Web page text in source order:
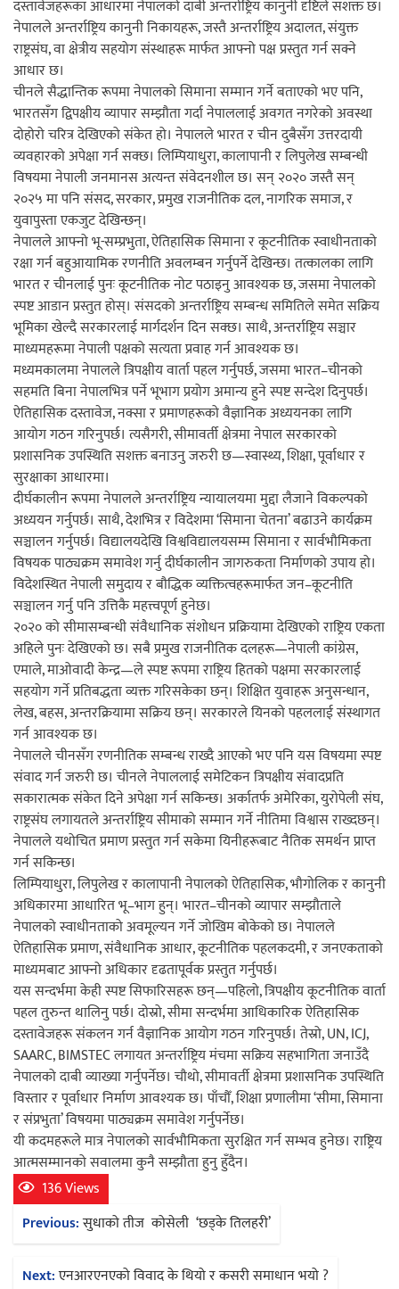
दस्तावेजहरूका आधारमा नेपालको दाबी अन्तर्राष्ट्रिय कानुनी दृष्टिले सशक्त छ।
नेपालले अन्तर्राष्ट्रिय कानुनी निकायहरू, जस्तै अन्तर्राष्ट्रिय अदालत, संयुक्त
राष्ट्रसंघ, वा क्षेत्रीय सहयोग संस्थाहरू मार्फत आफ्नो पक्ष प्रस्तुत गर्न सक्ने
आधार छ।
चीनले सैद्धान्तिक रूपमा नेपालको सिमाना सम्मान गर्ने बताएको भए पनि,
भारतसँग द्विपक्षीय व्यापार सम्झौता गर्दा नेपाललाई अवगत नगरेको अवस्था
दोहोरो चरित्र देखिएको संकेत हो। नेपालले भारत र चीन दुबैसँग उत्तरदायी
व्यवहारको अपेक्षा गर्न सक्छ। लिम्पियाधुरा, कालापानी र लिपुलेख सम्बन्धी
विषयमा नेपाली जनमानस अत्यन्त संवेदनशील छ। सन् २०२० जस्तै सन्
२०२५ मा पनि संसद, सरकार, प्रमुख राजनीतिक दल, नागरिक समाज, र
युवापुस्ता एकजुट देखिन्छन्।
नेपालले आफ्नो भू-सम्प्रभुता, ऐतिहासिक सिमाना र कूटनीतिक स्वाधीनताको
रक्षा गर्न बहुआयामिक रणनीति अवलम्बन गर्नुपर्ने देखिन्छ। तत्कालका लागि
भारत र चीनलाई पुनः कूटनीतिक नोट पठाइनु आवश्यक छ, जसमा नेपालको
स्पष्ट आडान प्रस्तुत होस्। संसदको अन्तर्राष्ट्रिय सम्बन्ध समितिले समेत सक्रिय
भूमिका खेल्दै सरकारलाई मार्गदर्शन दिन सक्छ। साथै, अन्तर्राष्ट्रिय सञ्चार
माध्यमहरूमा नेपाली पक्षको सत्यता प्रवाह गर्न आवश्यक छ।
मध्यमकालमा नेपालले त्रिपक्षीय वार्ता पहल गर्नुपर्छ, जसमा भारत–चीनको
सहमति बिना नेपालभित्र पर्ने भूभाग प्रयोग अमान्य हुने स्पष्ट सन्देश दिनुपर्छ।
ऐतिहासिक दस्तावेज, नक्सा र प्रमाणहरूको वैज्ञानिक अध्ययनका लागि
आयोग गठन गरिनुपर्छ। त्यसैगरी, सीमावर्ती क्षेत्रमा नेपाल सरकारको
प्रशासनिक उपस्थिति सशक्त बनाउनु जरुरी छ—स्वास्थ्य, शिक्षा, पूर्वाधार र
सुरक्षाका आधारमा।
दीर्घकालीन रूपमा नेपालले अन्तर्राष्ट्रिय न्यायालयमा मुद्दा लैजाने विकल्पको
अध्ययन गर्नुपर्छ। साथै, देशभित्र र विदेशमा ‘सिमाना चेतना’ बढाउने कार्यक्रम
सञ्चालन गर्नुपर्छ। विद्यालयदेखि विश्वविद्यालयसम्म सिमाना र सार्वभौमिकता
विषयक पाठ्यक्रम समावेश गर्नु दीर्घकालीन जागरुकता निर्माणको उपाय हो।
विदेशस्थित नेपाली समुदाय र बौद्धिक व्यक्तित्वहरूमार्फत जन–कूटनीति
सञ्चालन गर्नु पनि उत्तिकै महत्त्वपूर्ण हुनेछ।
२०२० को सीमासम्बन्धी संवैधानिक संशोधन प्रक्रियामा देखिएको राष्ट्रिय एकता
अहिले पुनः देखिएको छ। सबै प्रमुख राजनीतिक दलहरू—नेपाली कांग्रेस,
एमाले, माओवादी केन्द्र—ले स्पष्ट रूपमा राष्ट्रिय हितको पक्षमा सरकारलाई
सहयोग गर्ने प्रतिबद्धता व्यक्त गरिसकेका छन्। शिक्षित युवाहरू अनुसन्धान,
लेख, बहस, अन्तरक्रियामा सक्रिय छन्। सरकारले यिनको पहललाई संस्थागत
गर्न आवश्यक छ।
नेपालले चीनसँग रणनीतिक सम्बन्ध राख्दै आएको भए पनि यस विषयमा स्पष्ट
संवाद गर्न जरुरी छ। चीनले नेपाललाई समेटिकन त्रिपक्षीय संवादप्रति
सकारात्मक संकेत दिने अपेक्षा गर्न सकिन्छ। अर्कातर्फ अमेरिका, युरोपेली संघ,
राष्ट्रसंघ लगायतले अन्तर्राष्ट्रिय सीमाको सम्मान गर्ने नीतिमा विश्वास राख्दछन्।
नेपालले यथोचित प्रमाण प्रस्तुत गर्न सकेमा यिनीहरूबाट नैतिक समर्थन प्राप्त
गर्न सकिन्छ।
लिम्पियाधुरा, लिपुलेख र कालापानी नेपालको ऐतिहासिक, भौगोलिक र कानुनी
अधिकारमा आधारित भू–भाग हुन्। भारत–चीनको व्यापार सम्झौताले
नेपालको स्वाधीनताको अवमूल्यन गर्ने जोखिम बोकेको छ। नेपालले
ऐतिहासिक प्रमाण, संवैधानिक आधार, कूटनीतिक पहलकदमी, र जनएकताको
माध्यमबाट आफ्नो अधिकार दृढतापूर्वक प्रस्तुत गर्नुपर्छ।
यस सन्दर्भमा केही स्पष्ट सिफारिसहरू छन्—पहिलो, त्रिपक्षीय कूटनीतिक वार्ता
पहल तुरुन्त थालिनु पर्छ। दोस्रो, सीमा सन्दर्भमा आधिकारिक ऐतिहासिक
दस्तावेजहरू संकलन गर्न वैज्ञानिक आयोग गठन गरिनुपर्छ। तेस्रो, UN, ICJ,
SAARC, BIMSTEC लगायत अन्तर्राष्ट्रिय मंचमा सक्रिय सहभागिता जनाउँदै
नेपालको दाबी व्याख्या गर्नुपर्नेछ। चौथो, सीमावर्ती क्षेत्रमा प्रशासनिक उपस्थिति
विस्तार र पूर्वाधार निर्माण आवश्यक छ। पाँचौँ, शिक्षा प्रणालीमा ‘सीमा, सिमाना
र संप्रभुता’ विषयमा पाठ्यक्रम समावेश गर्नुपर्नेछ।
यी कदमहरूले मात्र नेपालको सार्वभौमिकता सुरक्षित गर्न सम्भव हुनेछ। राष्ट्रिय
आत्मसम्मानको सवालमा कुनै सम्झौता हुनु हुँदैन।
136 Views
Post
navigation
Previous:सुधाको तीज कोसेली ‘छड्के तिलहरी’
Next:एनआरएनएको विवाद के थियो र कसरी समाधान भयो ?